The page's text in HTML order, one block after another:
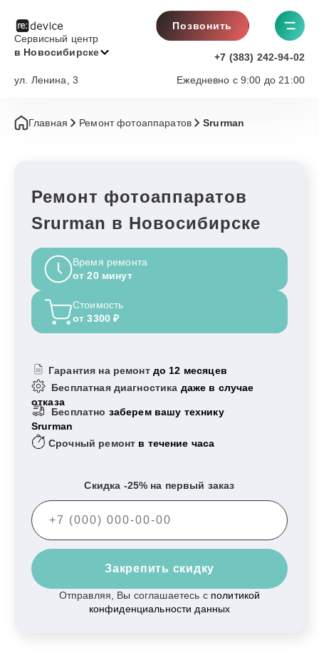
Сервисный центр
в Новосибирске
Позвонить
+7 (383) 242-94-02
Ежедневно с 9:00 до 21:00
ул. Ленина, 3
Главная Ремонт фотоаппаратов Srurman
Ремонт фотоаппаратов
Srurman в Новосибирске
Время ремонта
от 20 минут
Стоимость
от 3300 ₽
Гарантия на ремонт до 12 месяцев
Бесплатная диагностика даже в случае
отказа
Бесплатно заберем вашу технику
Srurman
Срочный ремонт в течение часа
Скидка -25% на первый заказ
Закрепить скидку
Отправляя, Вы соглашаетесь с политикой
конфиденциальности данных